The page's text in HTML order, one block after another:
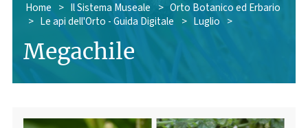
Home > Il Sistema Museale > Orto Botanico ed Erbario
> Le api dell'Orto - Guida Digitale > Luglio >
Megachile